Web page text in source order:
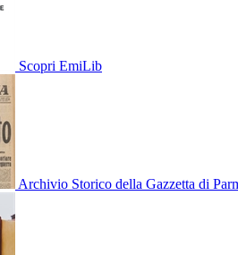
Scopri EmiLib
Archivio Storico della Gazzetta di